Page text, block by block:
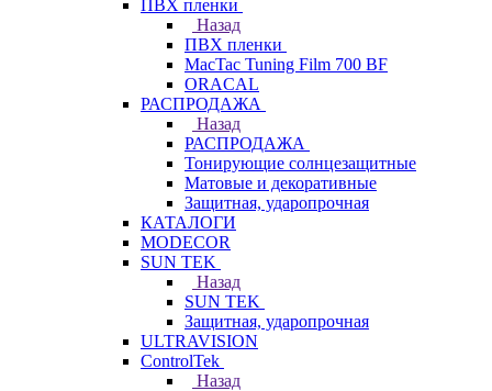
ПВХ пленки
Назад
ПВХ пленки
MacTac Tuning Film 700 BF
ORACAL
РАСПРОДАЖА
Назад
РАСПРОДАЖА
Тонирующие солнцезащитные
Матовые и декоративные
Защитная, ударопрочная
КАТАЛОГИ
MODECOR
SUN TEK
Назад
SUN TEK
Защитная, ударопрочная
ULTRAVISION
ControlTek
Назад